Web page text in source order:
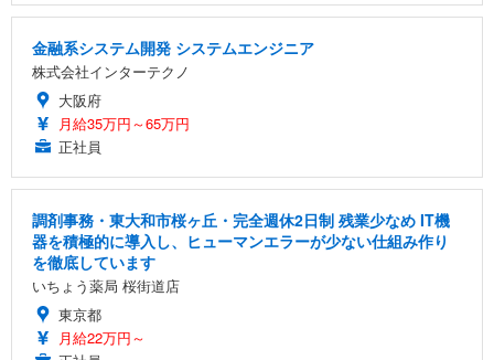
金融系システム開発 システムエンジニア
株式会社インターテクノ
大阪府
月給35万円～65万円
正社員
調剤事務・東大和市桜ヶ丘・完全週休2日制 残業少なめ IT機
器を積極的に導入し、ヒューマンエラーが少ない仕組み作り
を徹底しています
いちょう薬局 桜街道店
東京都
月給22万円～